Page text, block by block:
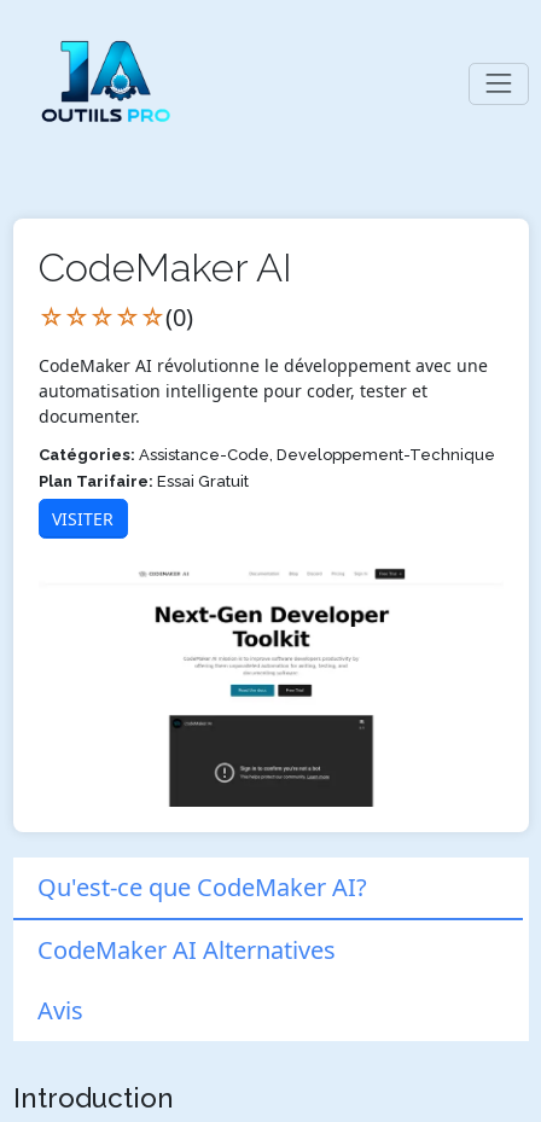
CodeMaker AI
☆☆☆☆☆(0)
CodeMaker AI révolutionne le développement avec une
automatisation intelligente pour coder, tester et
documenter.
Catégories: Assistance-Code, Developpement-Technique
Plan Tarifaire: Essai Gratuit
VISITER
Qu'est-ce que CodeMaker AI?
CodeMaker AI Alternatives
Avis
Introduction